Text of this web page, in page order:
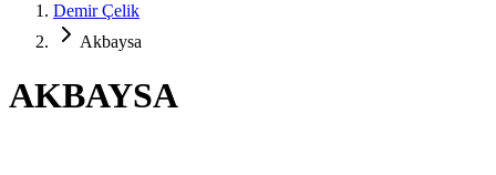
Demir Çelik
Akbaysa
AKBAYSA